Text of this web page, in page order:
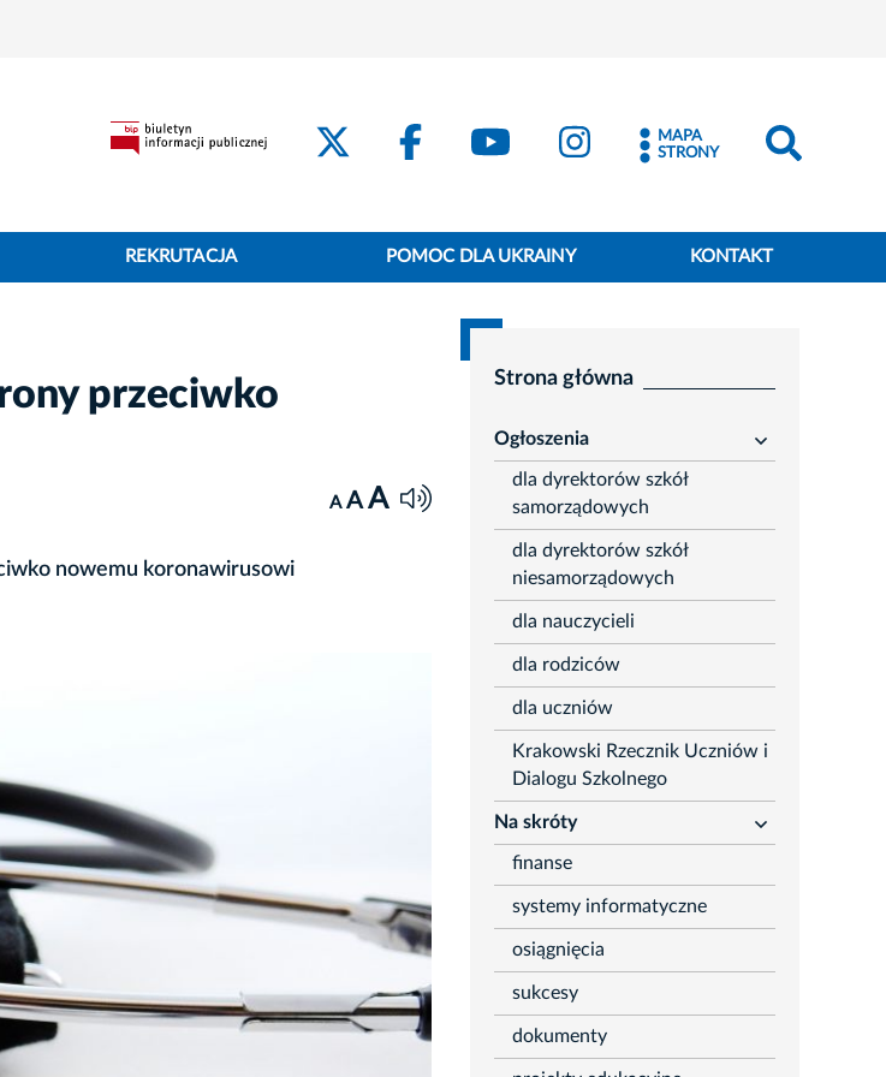
MAPA
STRONY
REKRUTACJA POMOC DLA UKRAINY KONTAKT
przeciwko
A A A
nowemu koronawirusowi
Strona główna
Ogłoszenia
rozwiń
dla dyrektorów szkół
samorządowych
dla dyrektorów szkół
niesamorządowych
dla nauczycieli
dla rodziców
dla uczniów
Krakowski Rzecznik Uczniów i
Dialogu Szkolnego
Na skróty
rozwiń
finanse
systemy informatyczne
osiągnięcia
sukcesy
dokumenty